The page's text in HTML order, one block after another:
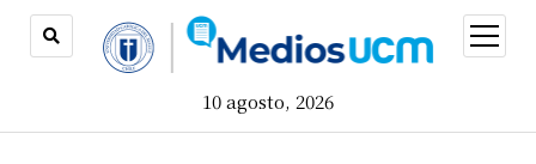
10 agosto, 2026
open
menu